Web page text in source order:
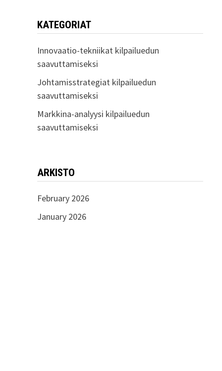
KATEGORIAT
Innovaatio-tekniikat kilpailuedun
saavuttamiseksi
Johtamisstrategiat kilpailuedun
saavuttamiseksi
Markkina-analyysi kilpailuedun
saavuttamiseksi
ARKISTO
February 2026
January 2026